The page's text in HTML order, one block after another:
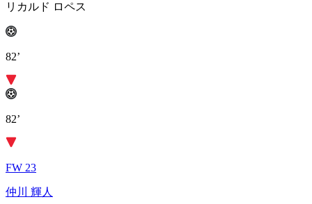
リカルド ロペス
82’
82’
FW 23
仲川 輝人